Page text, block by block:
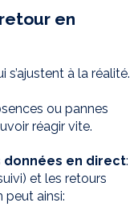
en
à la réalité.
ou pannes
réagir vite.
en direct:
et les retours
peut ainsi: